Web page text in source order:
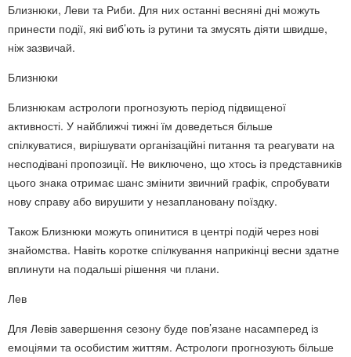
Близнюки, Леви та Риби. Для них останні весняні дні можуть
принести події, які виб’ють із рутини та змусять діяти швидше,
ніж зазвичай.
Близнюки
Близнюкам астрологи прогнозують період підвищеної
активності. У найближчі тижні їм доведеться більше
спілкуватися, вирішувати організаційні питання та реагувати на
несподівані пропозиції. Не виключено, що хтось із представників
цього знака отримає шанс змінити звичний графік, спробувати
нову справу або вирушити у незаплановану поїздку.
Також Близнюки можуть опинитися в центрі подій через нові
знайомства. Навіть коротке спілкування наприкінці весни здатне
вплинути на подальші рішення чи плани.
Лев
Для Левів завершення сезону буде пов’язане насамперед із
емоціями та особистим життям. Астрологи прогнозують більше